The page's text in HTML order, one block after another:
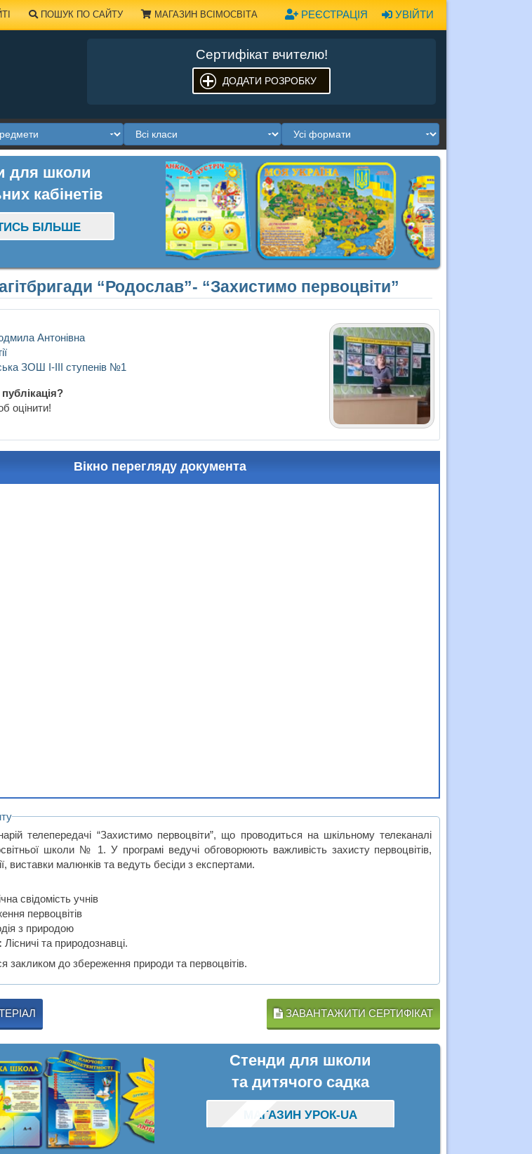
УВІЙТИ
РЕЄСТРАЦІЯ
ПОШУК ПО САЙТУ МАГАЗИН ВСІМОСВІТА
Сертифікат вчителю!
ДОДАТИ РОЗРОБКУ
для школи
кабінетів
БІЛЬШЕ
“Родослав”- “Захистимо первоцвіти”
Антонівна
ЗОШ І-ІІІ ступенів №1
оцінити!
Вікно перегляду документа
телепередачі “Захистимо первоцвіти”, що проводиться на шкільному телеканалі
школи № 1. У програмі ведучі обговорюють важливість захисту первоцвітів,
виставки малюнків та ведуть бесіди з експертами.
свідомість учнів
первоцвітів
з природою
Лісничі та природознавці.
закликом до збереження природи та первоцвітів.
ЗАВАНТАЖИТИ СЕРТИФІКАТ
Стенди для школи
та дитячого садка
МАГАЗИН УРОК-UA